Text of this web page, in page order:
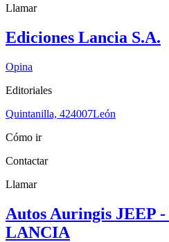
Llamar
Ediciones Lancia S.A.
Opina
Editoriales
Quintanilla, 424007León
Cómo ir
Contactar
Llamar
Autos Auringis JEEP
LANCIA